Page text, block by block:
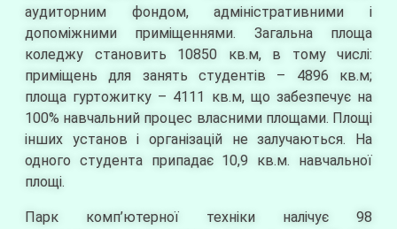
аудиторним фондом, адміністративними і
допоміжними приміщеннями. Загальна площа
коледжу становить 10850 кв.м, в тому числі:
приміщень для занять студентів – 4896 кв.м;
площа гуртожитку – 4111 кв.м, що забезпечує на
100% навчальний процес власними площами. Площі
інших установ і організацій не залучаються. На
одного студента припадає 10,9 кв.м. навчальної
площі.
Парк комп’ютерної техніки налічує 98